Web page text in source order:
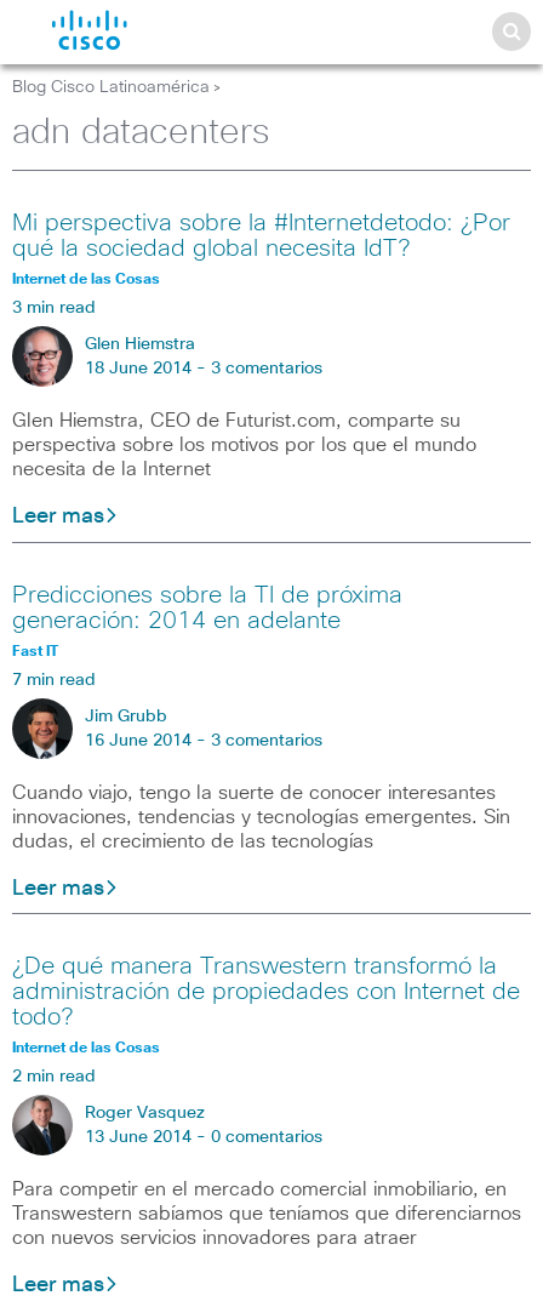
Blog Cisco Latinoamérica >
adn datacenters
Mi perspectiva sobre la #Internetdetodo: ¿Por
qué la sociedad global necesita IdT?
Internet de las Cosas
3 min read
Glen Hiemstra
18 June 2014 - 3 comentarios
Glen Hiemstra, CEO de Futurist.com, comparte su
perspectiva sobre los motivos por los que el mundo
necesita de la Internet
Leer mas
Predicciones sobre la TI de próxima
generación: 2014 en adelante
Fast IT
7 min read
Jim Grubb
16 June 2014 - 3 comentarios
Cuando viajo, tengo la suerte de conocer interesantes
innovaciones, tendencias y tecnologías emergentes. Sin
dudas, el crecimiento de las tecnologías
Leer mas
¿De qué manera Transwestern transformó la
administración de propiedades con Internet de
todo?
Internet de las Cosas
2 min read
Roger Vasquez
13 June 2014 - 0 comentarios
Para competir en el mercado comercial inmobiliario, en
Transwestern sabíamos que teníamos que diferenciarnos
con nuevos servicios innovadores para atraer
Leer mas